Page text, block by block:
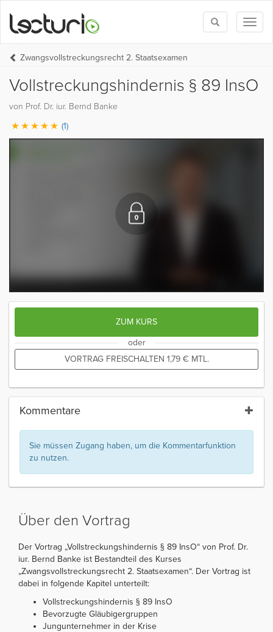
Toggle
search
Zwangsvollstreckungsrecht 2. Staatsexamen
Vollstreckungshindernis § 89 InsO
von Prof. Dr. iur. Bernd Banke
(1)
ZUM KURS
oder
VORTRAG FREISCHALTEN 1,79 € MTL.
Kommentare
Sie müssen Zugang haben, um die Kommentarfunktion
zu nutzen.
Über den Vortrag
Der Vortrag „Vollstreckungshindernis § 89 InsO“ von Prof. Dr.
iur. Bernd Banke ist Bestandteil des Kurses
„Zwangsvollstreckungsrecht 2. Staatsexamen“. Der Vortrag ist
dabei in folgende Kapitel unterteilt:
Vollstreckungshindernis § 89 InsO
Bevorzugte Gläubigergruppen
Jungunternehmer in der Krise